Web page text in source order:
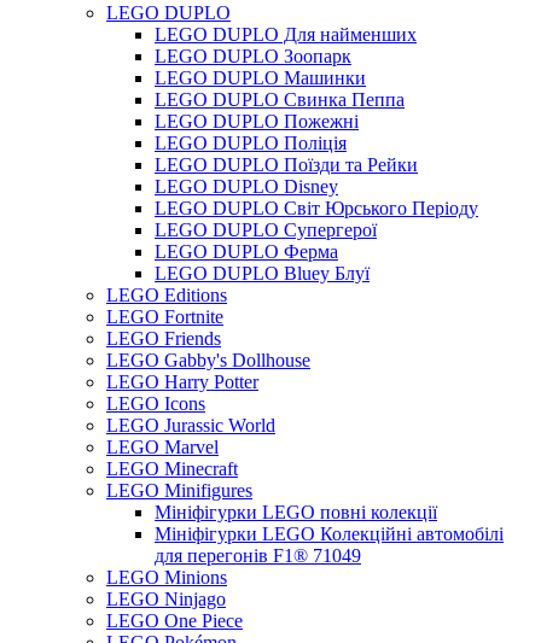
LEGO DUPLO
LEGO DUPLO Для найменших
LEGO DUPLO Зоопарк
LEGO DUPLO Машинки
LEGO DUPLO Свинка Пеппа
LEGO DUPLO Пожежні
LEGO DUPLO Поліція
LEGO DUPLO Поїзди та Рейки
LEGO DUPLO Disney
LEGO DUPLO Світ Юрського Періоду
LEGO DUPLO Супергерої
LEGO DUPLO Ферма
LEGO DUPLO Bluey Блуї
LEGO Editions
LEGO Fortnite
LEGO Friends
LEGO Gabby's Dollhouse
LEGO Harry Potter
LEGO Icons
LEGO Jurassic World
LEGO Marvel
LEGO Minecraft
LEGO Minifigures
Мініфігурки LEGO повні колекції
Мініфігурки LEGO Колекційні автомобілі
для перегонів F1® 71049
LEGO Minions
LEGO Ninjago
LEGO One Piece